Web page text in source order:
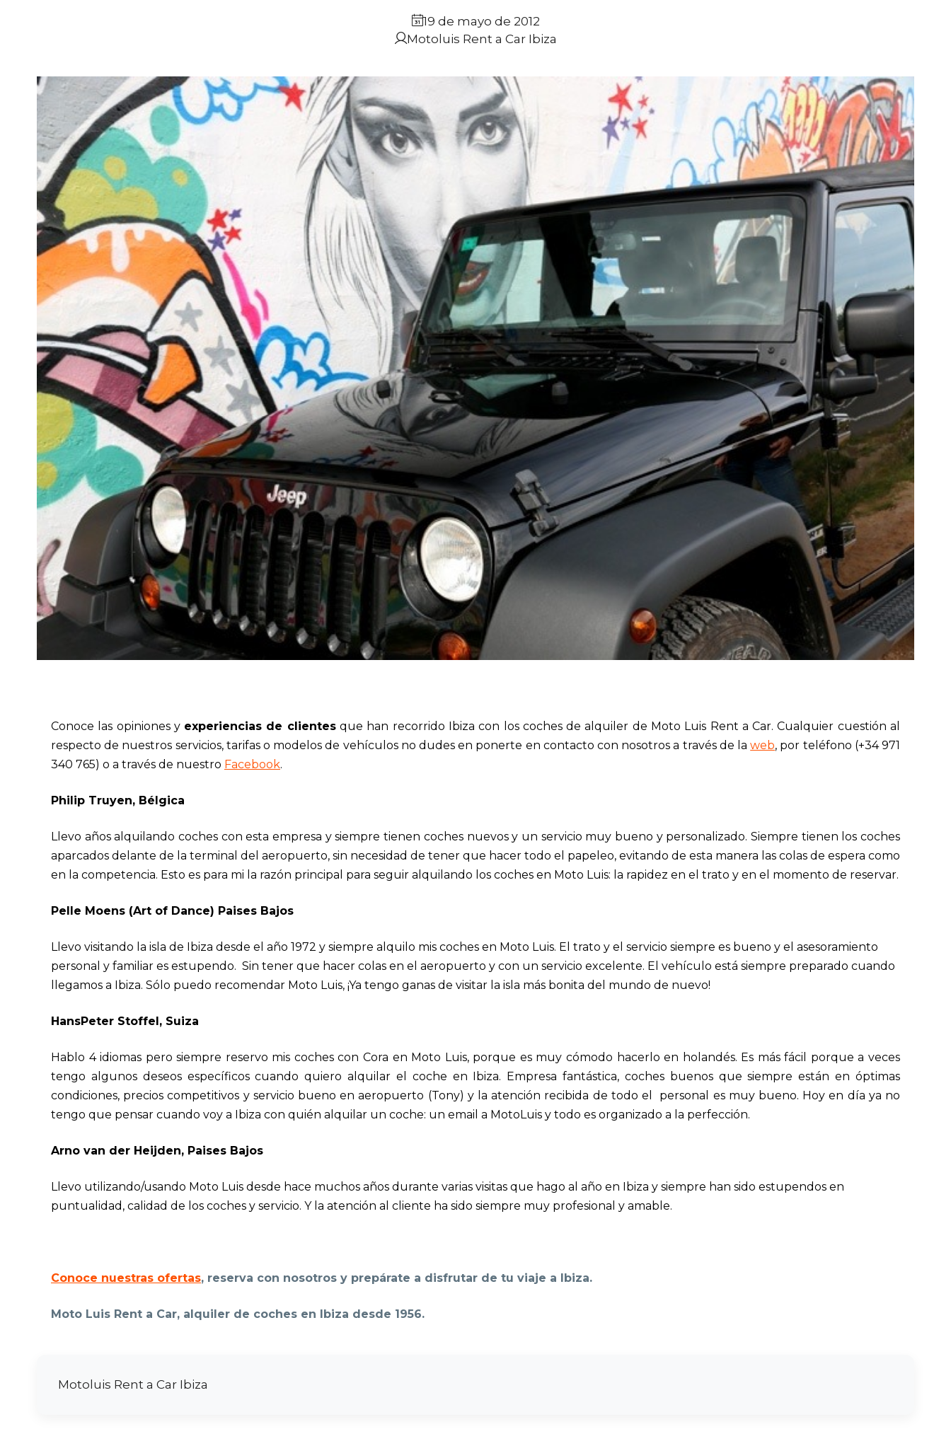
19 de mayo de 2012
Motoluis Rent a Car Ibiza
Conoce las opiniones y experiencias de clientesque han recorrido Ibiza con los coches de alquiler de Moto Luis Rent a Car. Cualquier cuestión al
respecto de nuestros servicios, tarifas o modelos de vehículos no dudes en ponerte en contacto con nosotros a través de laweb, por teléfono (+34 971
340 765) o a través de nuestro Facebook.
Philip Truyen, Bélgica
Llevo años alquilando coches con esta empresa y siempre tienen coches nuevos y un servicio muy bueno y personalizado. Siempre tienen los coches
aparcados delante de la terminal del aeropuerto, sin necesidad de tener que hacer todo el papeleo, evitando de esta manera las colas de espera como
en la competencia. Esto es para mi la razón principal para seguir alquilando los coches en Moto Luis: la rapidez en el trato y en el momento de reservar.
Pelle Moens (Art of Dance) Paises Bajos
Llevo visitando la isla de Ibiza desde el año 1972 y siempre alquilo mis coches en Moto Luis. El trato y el servicio siempre es bueno y el asesoramiento
personal y familiar es estupendo. Sin tener que hacer colas en el aeropuerto y con un servicio excelente. El vehículo está siempre preparado cuando
llegamos a Ibiza. Sólo puedo recomendar Moto Luis, ¡Ya tengo ganas de visitar la isla más bonita del mundo de nuevo!
HansPeter Stoffel, Suiza
Hablo 4 idiomas pero siempre reservo mis coches con Cora en Moto Luis, porque es muy cómodo hacerlo en holandés. Es más fácil porque a veces
tengo algunos deseos específicos cuando quiero alquilar el coche en Ibiza. Empresa fantástica, coches buenos que siempre están en óptimas
condiciones, precios competitivos y servicio bueno en aeropuerto (Tony) y la atención recibida de todo el personal es muy bueno. Hoy en día ya no
tengo que pensar cuando voy a Ibiza con quién alquilar un coche: un email a MotoLuis y todo es organizado a la perfección.
Arno van der Heijden, Paises Bajos
Llevo utilizando/usando Moto Luis desde hace muchos años durante varias visitas que hago al año en Ibiza y siempre han sido estupendos en
puntualidad, calidad de los coches y servicio. Y la atención al cliente ha sido siempre muy profesional y amable.
Conoce nuestras ofertas, reserva con nosotros y prepárate a disfrutar de tu viaje a Ibiza.
Moto Luis Rent a Car, alquiler de coches en Ibiza desde 1956.
Motoluis Rent a Car Ibiza